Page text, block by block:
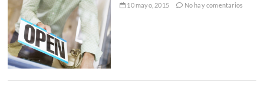
10 mayo, 2015 No hay comentarios